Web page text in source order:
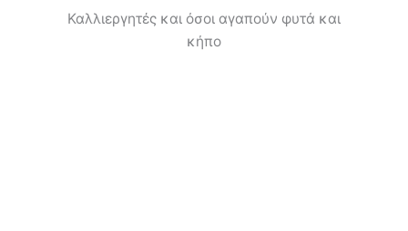
Καλλιεργητές και όσοι αγαπούν φυτά και
κήπο